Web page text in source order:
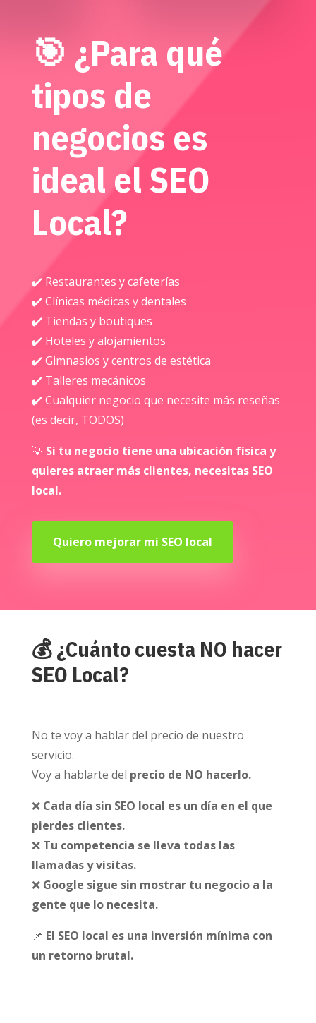
🎯 ¿Para qué
tipos de
negocios es
ideal el SEO
Local?
✔️ Restaurantes y cafeterías
✔️ Clínicas médicas y dentales
✔️ Tiendas y boutiques
✔️ Hoteles y alojamientos
✔️ Gimnasios y centros de estética
✔️ Talleres mecánicos
✔️ Cualquier negocio que necesite más reseñas
(es decir, TODOS)
💡 Si tu negocio tiene una ubicación física y
quieres atraer más clientes, necesitas SEO
local.
Quiero mejorar mi SEO local
💰 ¿Cuánto cuesta NO hacer
SEO Local?
No te voy a hablar del precio de nuestro
servicio.
Voy a hablarte del precio de NO hacerlo.
❌ Cada día sin SEO local es un día en el que
pierdes clientes.
❌ Tu competencia se lleva todas las
llamadas y visitas.
❌ Google sigue sin mostrar tu negocio a la
gente que lo necesita.
📌 El SEO local es una inversión mínima con
un retorno brutal.